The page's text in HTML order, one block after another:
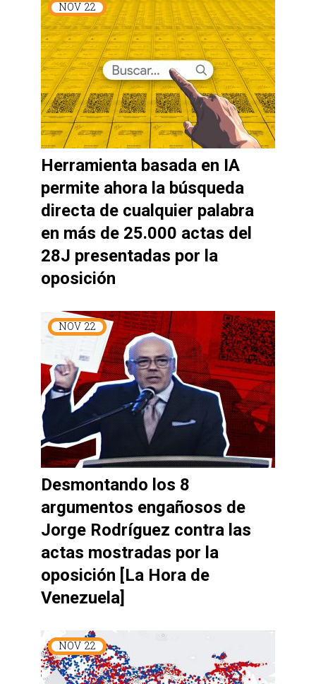
NOV 22
Herramienta basada en IA
permite ahora la búsqueda
directa de cualquier palabra
en más de 25.000 actas del
28J presentadas por la
oposición
NOV 22
Desmontando los 8
argumentos engañosos de
Jorge Rodríguez contra las
actas mostradas por la
oposición [La Hora de
Venezuela]
NOV 22